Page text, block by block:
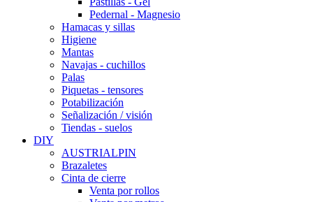
Pedernal - Magnesio
Hamacas y sillas
Higiene
Mantas
Navajas - cuchillos
Palas
Piquetas - tensores
Potabilización
Señalización / visión
Tiendas - suelos
DIY
AUSTRIALPIN
Brazaletes
Cinta de cierre
Venta por rollos